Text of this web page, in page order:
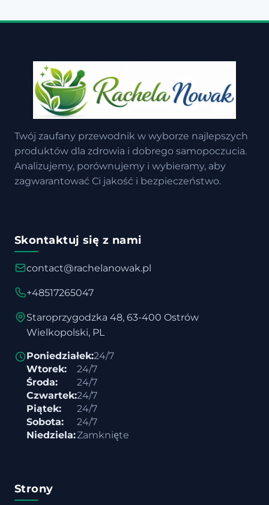
Twój zaufany przewodnik w wyborze najlepszych
produktów dla zdrowia i dobrego samopoczucia.
Analizujemy, porównujemy i wybieramy, aby
zagwarantować Ci jakość i bezpieczeństwo.
Skontaktuj się z nami
contact@rachelanowak.pl
+48517265047
Staroprzygodzka 48, 63-400 Ostrów
Wielkopolski, PL
Poniedziałek:24/7
Wtorek:
24/7
Środa:
24/7
Czwartek:24/7
Piątek:
24/7
Sobota:
24/7
Niedziela:Zamknięte
Strony